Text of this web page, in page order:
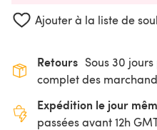
Ajouter à la liste de
Retours Sous 30
complet des
Expédition le jour
passées avant 12h